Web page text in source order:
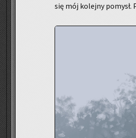
się mój ko­lej­ny